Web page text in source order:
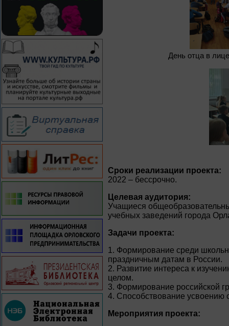
День отца в
Сроки реализации проекта:
2022 – бессрочно.
Целевая аудитория:
Учащиеся
учебных заведений города
Задачи проекта:
1. Формирование среди
праздничным датам в России.
2. Развитие интереса к
целом.
3. Формирование российской
4. Способствование усвоению
Мероприятия проекта: